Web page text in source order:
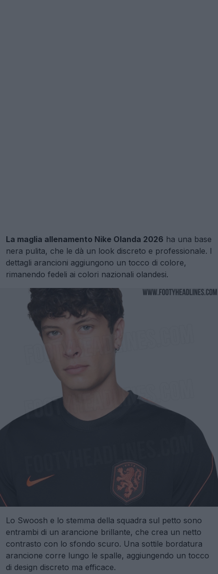
La maglia allenamento Nike Olanda 2026 ha una base
nera pulita, che le dà un look discreto e professionale. I
dettagli arancioni aggiungono un tocco di colore,
rimanendo fedeli ai colori nazionali olandesi.
Lo Swoosh e lo stemma della squadra sul petto sono
entrambi di un arancione brillante, che crea un netto
contrasto con lo sfondo scuro. Una sottile bordatura
arancione corre lungo le spalle, aggiungendo un tocco
di design discreto ma efficace.